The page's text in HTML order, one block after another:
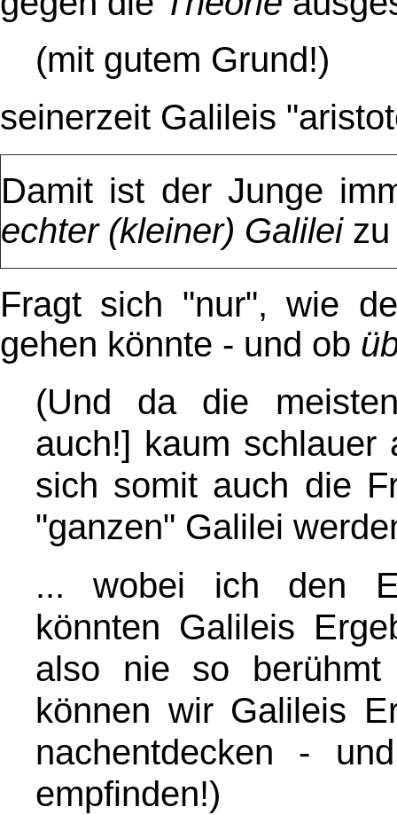
(mit gutem Grund!)
seinerzeit Galileis
Damit ist der Junge
echter (kleiner) Galileizu
Fragt sich "nur", wie
gehen könnte - und ob
(Und da die
auch!] kaum schlauer
sich somit auch die
"ganzen" Galilei
... wobei ich den
könnten Galileis
also nie so
können wir Galileis
nachentdecken -
empfinden!)